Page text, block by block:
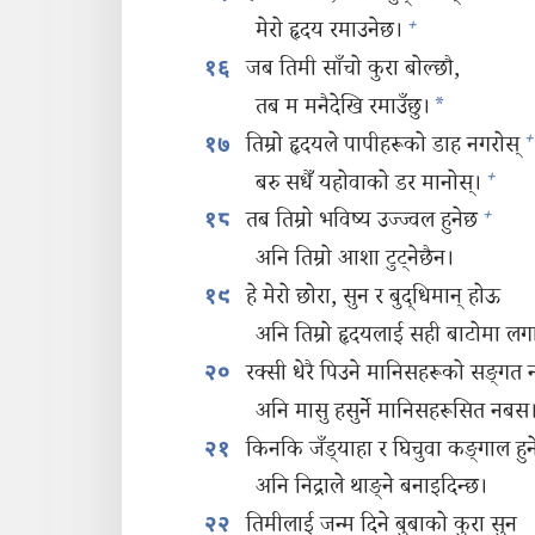
मेरो हृदय रमाउनेछ। +
१६ जब तिमी साँचो कुरा बोल्छौ,
तब म मनैदेखि रमाउँछु। *
१७ तिम्रो हृदयले पापीहरूको डाह नगरोस्‌ +
बरु सधैँ यहोवाको डर मानोस्‌। +
१८ तब तिम्रो भविष्य उज्ज्वल हुनेछ +
अनि तिम्रो आशा टुट्‌नेछैन।
१९ हे मेरो छोरा, सुन र बुद्धिमान्‌ होऊ
अनि तिम्रो हृदयलाई सही बाटोमा
२० रक्सी धेरै पिउने मानिसहरूको सङ्‌गत
अनि मासु हसुर्ने मानिसहरूसित नबस।
२१ किनकि जँड्‌याहा र घिचुवा कङ्‌गाल
अनि निद्राले थाङ्‌ने बनाइदिन्छ।
२२